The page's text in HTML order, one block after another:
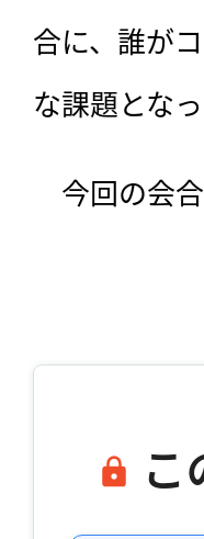
合に、誰が
な課題となっ
今回の会
こ